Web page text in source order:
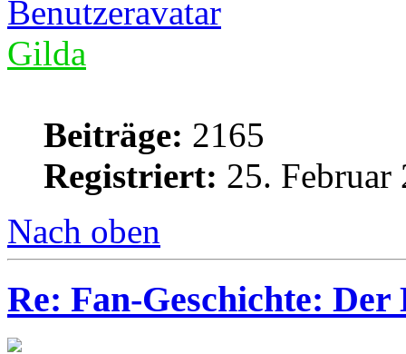
Gilda
Beiträge: 2165
Registriert: 25. Februar
Nach oben
Re: Fan-Geschichte: Der